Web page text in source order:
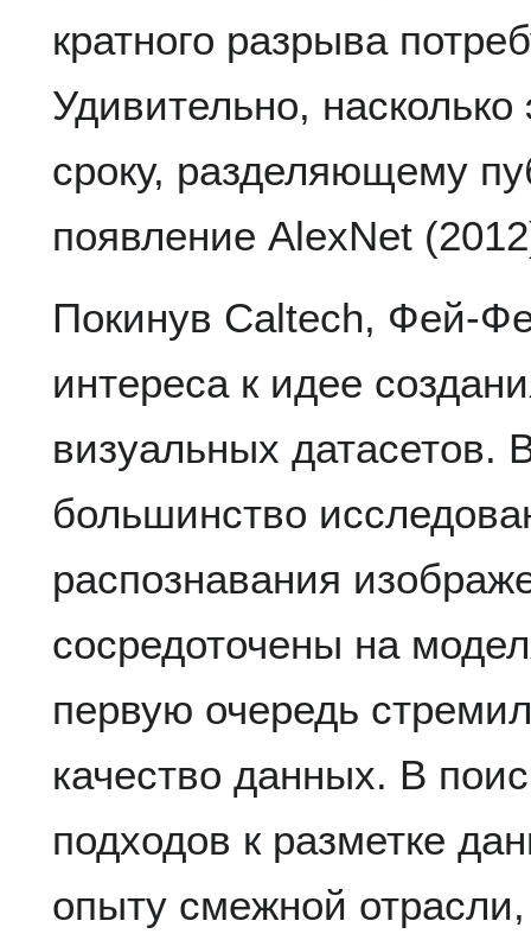
кратного разрыва
Удивительно, насколько
сроку, разделяющему
появление AlexNet
Покинув Caltech, Фей-
интереса к идее
визуальных датасетов.
большинство
распознавания
сосредоточены на
первую очередь
качество данных. В
подходов к разметке
опыту смежной